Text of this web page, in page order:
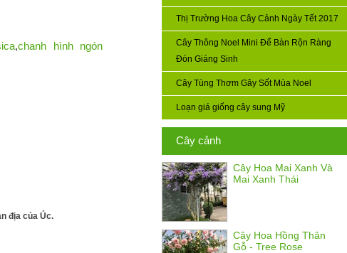
Thị Trường Hoa Cây Cảnh Ngày Tết 2017
Cây Thông Noel Mini Để Bàn Rộn Ràng
Đón Giáng Sinh
Cây Tùng Thơm Gây Sốt Mùa Noel
Loạn giá giống cây sung Mỹ
Cây cảnh
Cây Hoa Mai Xanh Và
Mai Xanh Thái
Cây Hoa Hồng Thân
Gỗ - Tree Rose
,chanh hình ngón
địa của Úc.